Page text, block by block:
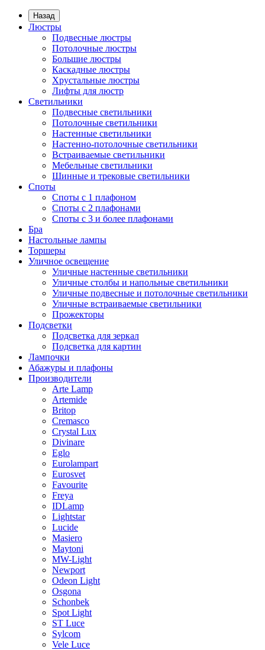
Назад
Люстры
Подвесные люстры
Потолочные люстры
Большие люстры
Каскадные люстры
Хрустальные люстры
Лифты для люстр
Светильники
Подвесные светильники
Потолочные светильники
Настенные светильники
Настенно-потолочные светильники
Встраиваемые светильники
Мебельные светильники
Шинные и трековые светильники
Споты
Споты с 1 плафоном
Споты с 2 плафонами
Споты с 3 и более плафонами
Бра
Настольные лампы
Торшеры
Уличное освещение
Уличные настенные светильники
Уличные столбы и напольные светильники
Уличные подвесные и потолочные светильники
Уличные встраиваемые светильники
Прожекторы
Подсветки
Подсветка для зеркал
Подсветка для картин
Лампочки
Абажуры и плафоны
Производители
Arte Lamp
Artemide
Britop
Cremasco
Crystal Lux
Divinare
Eglo
Eurolampart
Eurosvet
Favourite
Freya
IDLamp
Lightstar
Lucide
Masiero
Maytoni
MW-Light
Newport
Odeon Light
Osgona
Schonbek
Spot Light
ST Luce
Sylcom
Vele Luce